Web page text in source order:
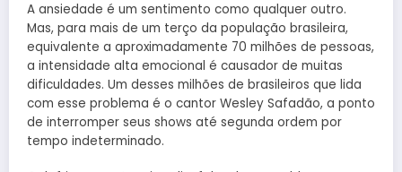
A ansiedade é um sentimento como qualquer outro.
Mas, para mais de um terço da população brasileira,
equivalente a aproximadamente 70 milhões de pessoas,
a intensidade alta emocional é causador de muitas
dificuldades. Um desses milhões de brasileiros que lida
com esse problema é o cantor Wesley Safadão, a ponto
de interromper seus shows até segunda ordem por
tempo indeterminado.